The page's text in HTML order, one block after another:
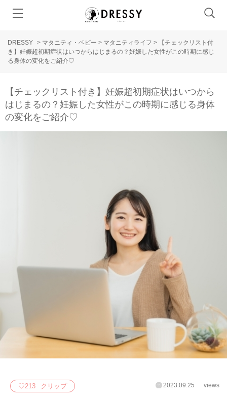
DRESSY > マタニティ・ベビー > マタニティライフ >
【チェックリスト付
き】妊娠超初期症状はいつからはじまるの？妊娠した女性がこの時期に感じ
る身体の変化をご紹介♡
【チェックリスト付き】妊娠超初期症状はいつから
はじまるの？妊娠した女性がこの時期に感じる身体
の変化をご紹介♡
♡213 クリップ 2023.09.25 views